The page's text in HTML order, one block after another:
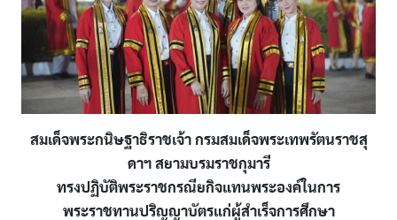
สมเด็จพระกนิษฐาธิราชเจ้า กรมสมเด็จพระเทพรัตนราชสุ
ดาฯ สยามบรมราชกุมารี
ทรงปฏิบัติพระราชกรณียกิจแทนพระองค์ในการ
พระราชทานปริญญาบัตรแก่ผู้สำเร็จการศึกษา